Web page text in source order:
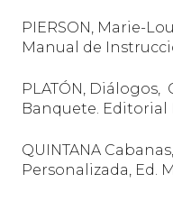
PIERSON, Marie-
Manual de
PLATÓN, Diálogos,
Banquete. Editorial
QUINTANA Cabanas,
Personalizada, Ed. M